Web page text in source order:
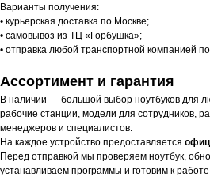
Варианты получения:
• курьерская доставка по Москве;
• самовывоз из ТЦ «Горбушка»;
• отправка любой транспортной компанией
Ассортимент и гарантия
В наличии — большой выбор ноутбуков для
рабочие станции, модели для сотрудников,
менеджеров и специалистов.
На каждое устройство предоставляется
Перед отправкой мы проверяем ноутбук,
устанавливаем программы и готовим к